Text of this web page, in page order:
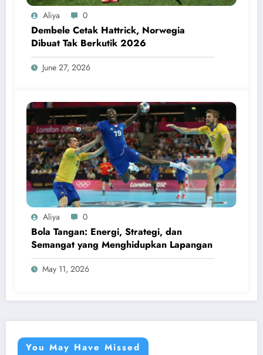
Aliya 0
Dembele Cetak Hattrick, Norwegia
Dibuat Tak Berkutik 2026
June 27, 2026
Aliya 0
Bola Tangan: Energi, Strategi, dan
Semangat yang Menghidupkan Lapangan
May 11, 2026
You May Have Missed